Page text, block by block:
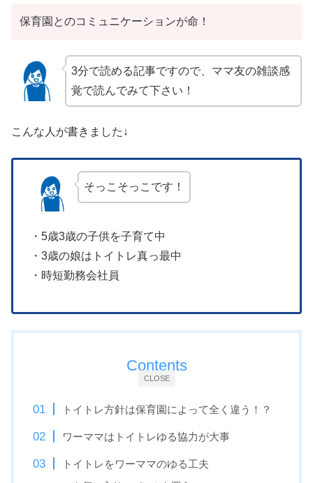
保育園とのコミュニケーションが命！
3分で読める記事ですので、ママ友の雑談感
覚で読んでみて下さい！
こんな人が書きました↓
そっこそっこです！
・5歳3歳の子供を子育て中
・3歳の娘はトイトレ真っ最中
・時短勤務会社員
CLOSE
Contents
トイトレ方針は保育園によって全く違う！？
ワーママはトイトレゆる協力が大事
トイトレをワーママのゆる工夫